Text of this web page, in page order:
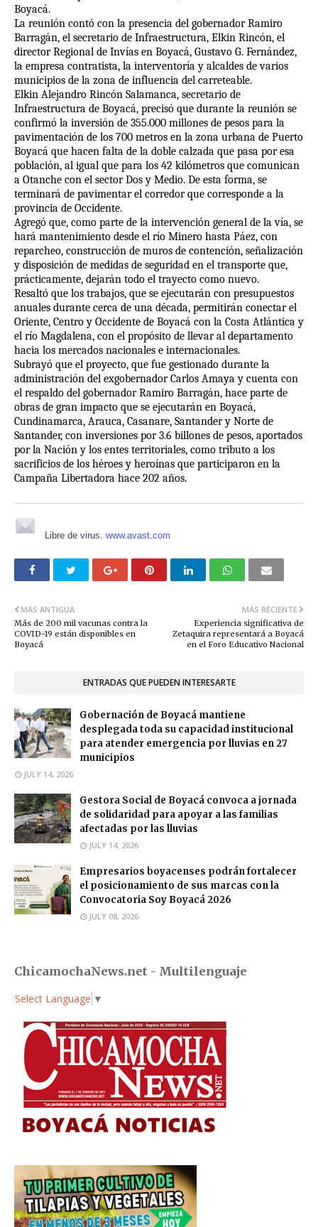
Boyacá.
La reunión contó con la presencia del gobernador Ramiro
Barragán, el secretario de Infraestructura, Elkin Rincón, el
director Regional de Invías en Boyacá, Gustavo G. Fernández,
la empresa contratista, la interventoría y alcaldes de varios
municipios de la zona de influencia del carreteable.
Elkin Alejandro Rincón Salamanca, secretario de
Infraestructura de Boyacá, precisó que durante la reunión se
confirmó la inversión de 355.000 millones de pesos para la
pavimentación de los 700 metros en la zona urbana de Puerto
Boyacá que hacen falta de la doble calzada que pasa por esa
población, al igual que para los 42 kilómetros que comunican
a Otanche con el sector Dos y Medio. De esta forma, se
terminará de pavimentar el corredor que corresponde a la
provincia de Occidente.
Agregó que, como parte de la intervención general de la vía, se
hará mantenimiento desde el río Minero hasta Páez, con
reparcheo, construcción de muros de contención, señalización
y disposición de medidas de seguridad en el transporte que,
prácticamente, dejarán todo el trayecto como nuevo.
Resaltó que los trabajos, que se ejecutarán con presupuestos
anuales durante cerca de una década, permitirán conectar el
Oriente, Centro y Occidente de Boyacá con la Costa Atlántica y
el río Magdalena, con el propósito de llevar al departamento
hacia los mercados nacionales e internacionales.
Subrayó que el proyecto, que fue gestionado durante la
administración del exgobernador Carlos Amaya y cuenta con
el respaldo del gobernador Ramiro Barragán, hace parte de
obras de gran impacto que se ejecutarán en Boyacá,
Cundinamarca, Arauca, Casanare, Santander y Norte de
Santander, con inversiones por 3.6 billones de pesos, aportados
por la Nación y los entes territoriales, como tributo a los
sacrificios de los héroes y heroínas que participaron en la
Campaña Libertadora hace 202 años.
Libre de virus. www.avast.com
MÁS RECIENTE
Experiencia significativa de
Zetaquira representará a Boyacá
en el Foro Educativo Nacional
MÁS ANTIGUA
Más de 200 mil vacunas contra la
COVID-19 están disponibles en
Boyacá
ENTRADAS QUE PUEDEN INTERESARTE
Gobernación de Boyacá mantiene
desplegada toda su capacidad institucional
para atender emergencia por lluvias en 27
municipios
JULY 14, 2026
Gestora Social de Boyacá convoca a jornada
de solidaridad para apoyar a las familias
afectadas por las lluvias
JULY 14, 2026
Empresarios boyacenses podrán fortalecer
el posicionamiento de sus marcas con la
Convocatoria Soy Boyacá 2026
JULY 08, 2026
ChicamochaNews.net - Multilenguaje
Select Language ▼